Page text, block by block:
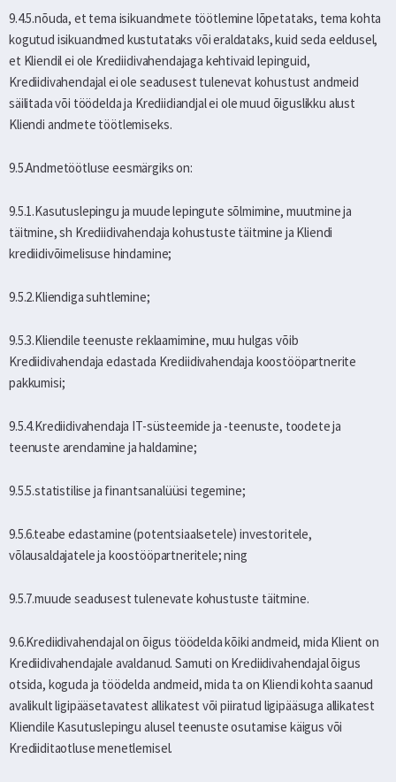
9.4.5.nõuda, et tema isikuandmete töötlemine lõpetataks, tema kohta
kogutud isikuandmed kustutataks või eraldataks, kuid seda eeldusel,
et Kliendil ei ole Krediidivahendajaga kehtivaid lepinguid,
Krediidivahendajal ei ole seadusest tulenevat kohustust andmeid
säilitada või töödelda ja Krediidiandjal ei ole muud õiguslikku alust
Kliendi andmete töötlemiseks.
9.5.Andmetöötluse eesmärgiks on:
9.5.1.Kasutuslepingu ja muude lepingute sõlmimine, muutmine ja
täitmine, sh Krediidivahendaja kohustuste täitmine ja Kliendi
krediidivõimelisuse hindamine;
9.5.2.Kliendiga suhtlemine;
9.5.3.Kliendile teenuste reklaamimine, muu hulgas võib
Krediidivahendaja edastada Krediidivahendaja koostööpartnerite
pakkumisi;
9.5.4.Krediidivahendaja IT-süsteemide ja -teenuste, toodete ja
teenuste arendamine ja haldamine;
9.5.5.statistilise ja finantsanalüüsi tegemine;
9.5.6.teabe edastamine (potentsiaalsetele) investoritele,
võlausaldajatele ja koostööpartneritele; ning
9.5.7.muude seadusest tulenevate kohustuste täitmine.
9.6.Krediidivahendajal on õigus töödelda kõiki andmeid, mida Klient on
Krediidivahendajale avaldanud. Samuti on Krediidivahendajal õigus
otsida, koguda ja töödelda andmeid, mida ta on Kliendi kohta saanud
avalikult ligipääsetavatest allikatest või piiratud ligipääsuga allikatest
Kliendile Kasutuslepingu alusel teenuste osutamise käigus või
Krediiditaotluse menetlemisel.